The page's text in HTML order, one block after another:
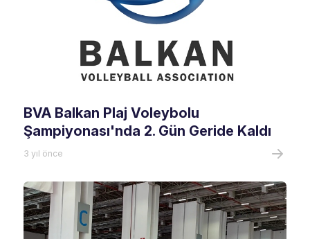
BVA Balkan Plaj Voleybolu
Şampiyonası'nda 2. Gün Geride Kaldı
3 yıl önce